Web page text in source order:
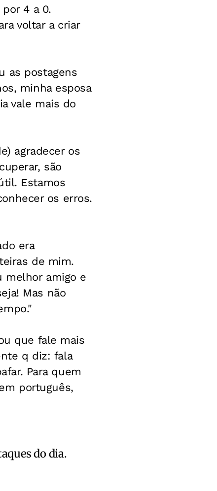
4 a 0.
voltar a criar
as postagens
minha esposa
vale mais do
agradecer os
são
Estamos
os erros.
era
de mim.
melhor amigo e
Mas não
que fale mais
q diz: fala
Para quem
português,
do dia.